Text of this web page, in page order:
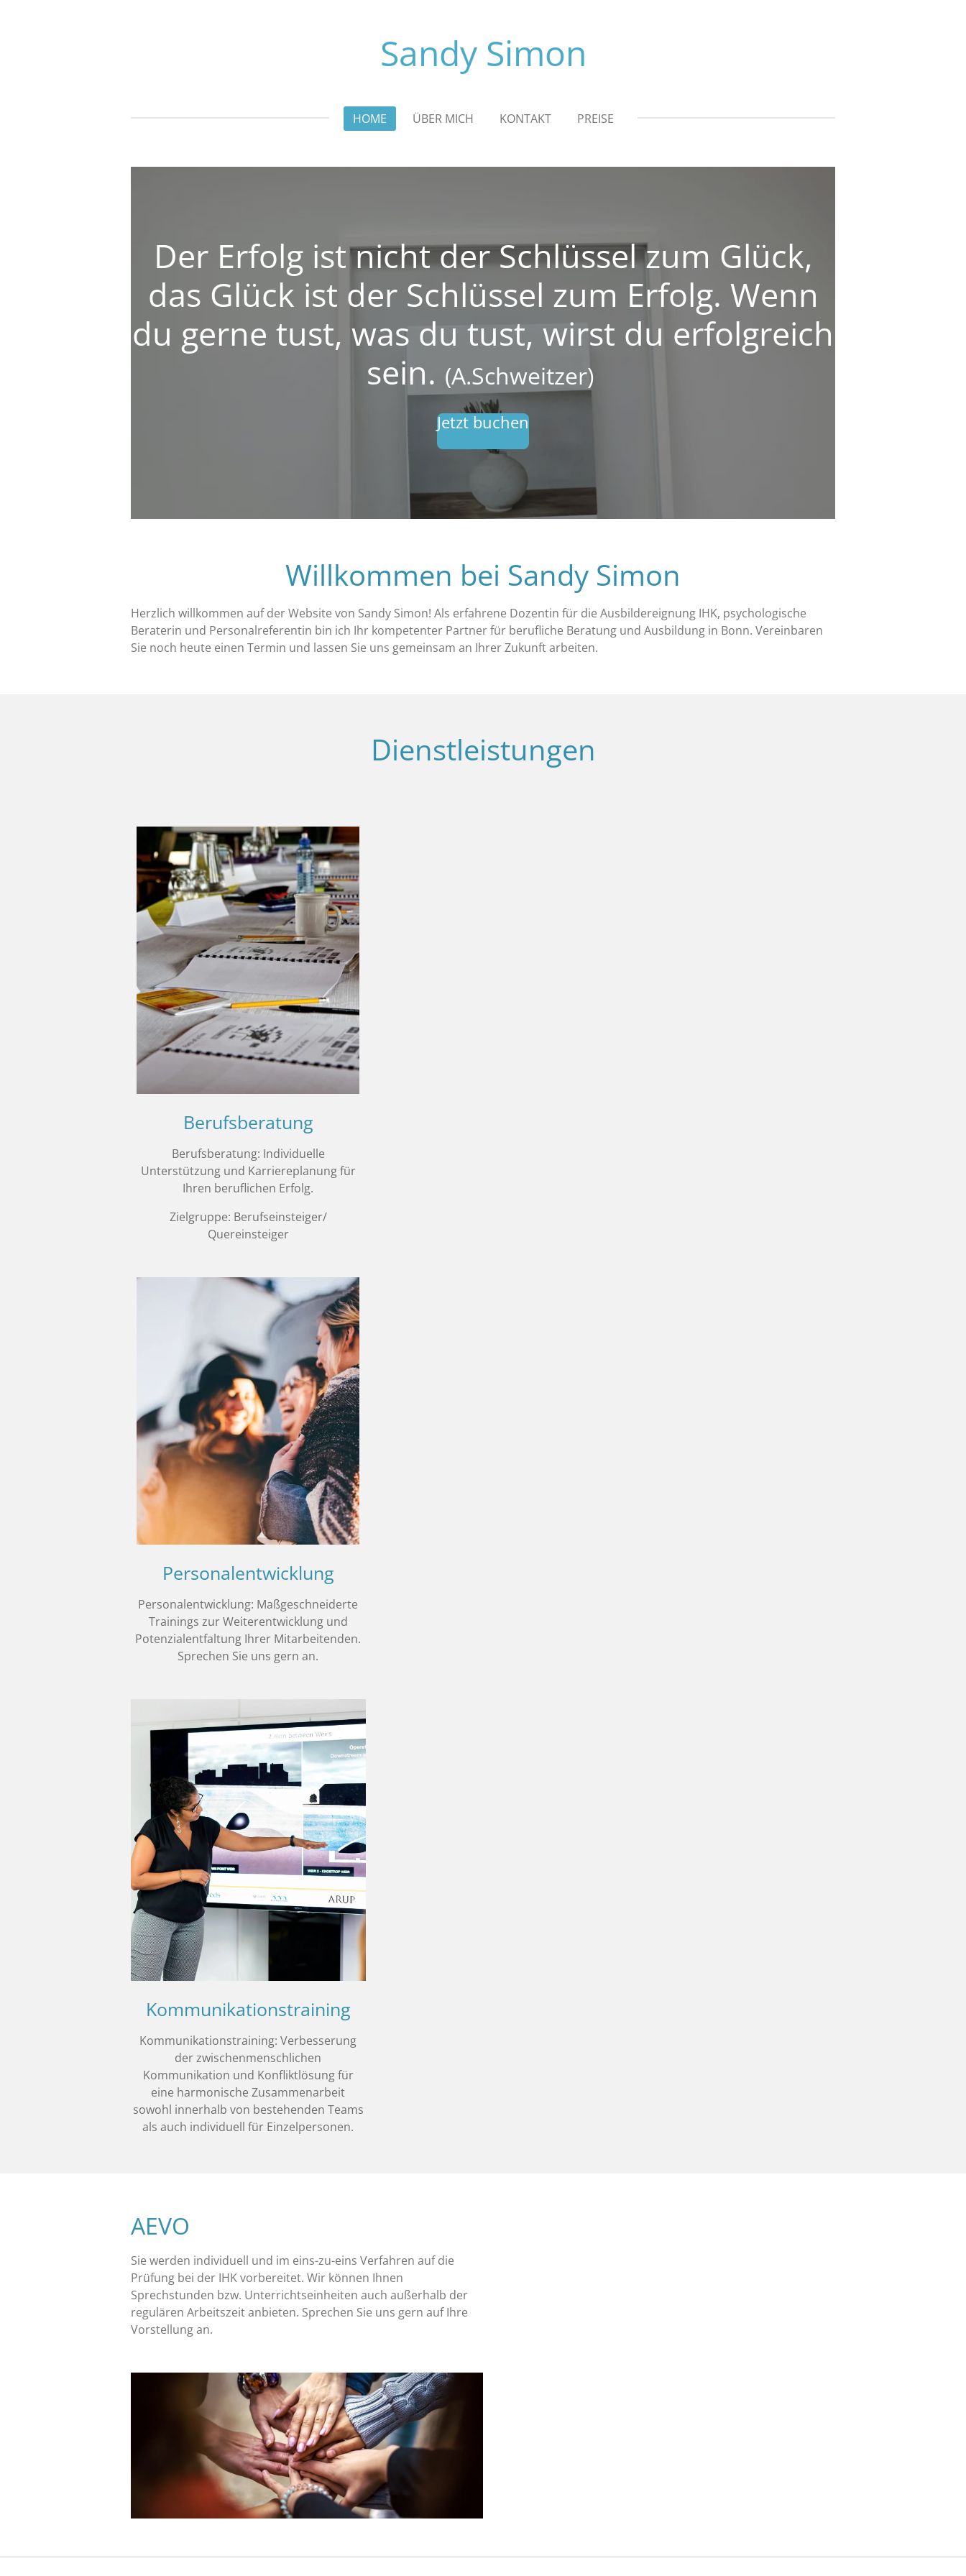
Sandy Simon
HOME ÜBER MICH KONTAKT PREISE
Der Erfolg ist nicht der Schlüssel zum Glück,
das Glück ist der Schlüssel zum Erfolg. Wenn
du gerne tust, was du tust, wirst du erfolgreich
sein. (A.Schweitzer)
Jetzt buchen
Willkommen bei Sandy Simon
Herzlich willkommen auf der Website von Sandy Simon! Als erfahrene Dozentin für die Ausbildereignung IHK, psychologische
Beraterin und Personalreferentin bin ich Ihr kompetenter Partner für berufliche Beratung und Ausbildung in Bonn. Vereinbaren
Sie noch heute einen Termin und lassen Sie uns gemeinsam an Ihrer Zukunft arbeiten.
Dienstleistungen
Berufsberatung
Berufsberatung: Individuelle
Unterstützung und Karriereplanung für
Ihren beruflichen Erfolg.
Zielgruppe: Berufseinsteiger/
Quereinsteiger
Personalentwicklung
Personalentwicklung: Maßgeschneiderte
Trainings zur Weiterentwicklung und
Potenzialentfaltung Ihrer Mitarbeitenden.
Sprechen Sie uns gern an.
Kommunikationstraining
Kommunikationstraining: Verbesserung
der zwischenmenschlichen
Kommunikation und Konfliktlösung für
eine harmonische Zusammenarbeit
sowohl innerhalb von bestehenden Teams
als auch individuell für Einzelpersonen.
AEVO
Sie werden individuell und im eins-zu-eins Verfahren auf die
Prüfung bei der IHK vorbereitet. Wir können Ihnen
Sprechstunden bzw. Unterrichtseinheiten auch außerhalb der
regulären Arbeitszeit anbieten. Sprechen Sie uns gern auf Ihre
Vorstellung an.